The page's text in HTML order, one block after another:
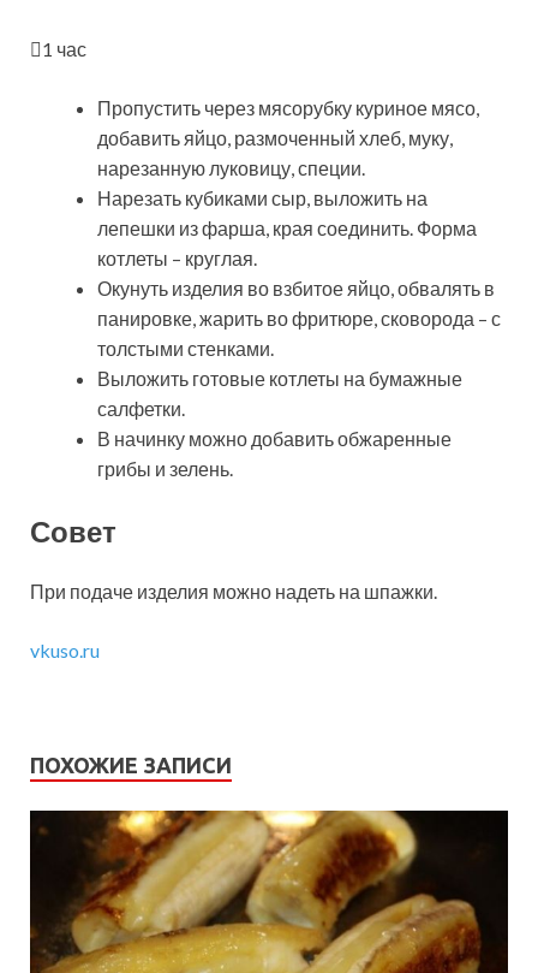
1 час
Пропустить через мясорубку куриное мясо,
добавить яйцо, размоченный хлеб, муку,
нарезанную луковицу, специи.
Нарезать кубиками сыр, выложить на
лепешки из фарша, края соединить. Форма
котлеты – круглая.
Окунуть изделия во взбитое яйцо, обвалять в
панировке, жарить во фритюре, сковорода – с
толстыми стенками.
Выложить готовые котлеты на бумажные
салфетки.
В начинку можно добавить обжаренные
грибы и зелень.
Совет
При подаче изделия можно надеть на шпажки.
vkuso.ru
ПОХОЖИЕ ЗАПИСИ